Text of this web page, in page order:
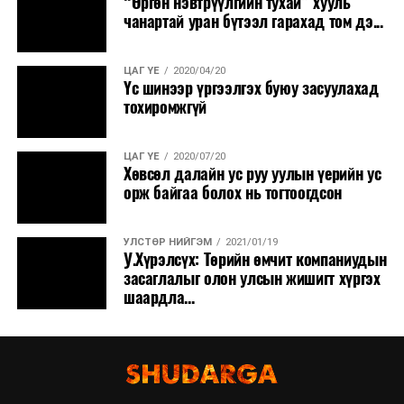
чанартай уран бүтээл гарахад том дэ...
ЦАГ ҮЕ 2020/04/20
Үс шинээр үргээлгэх буюу засуулахад
тохиромжгүй
ЦАГ ҮЕ 2020/07/20
Хөвсөл далайн ус руу уулын үерийн ус
орж байгаа болох нь тогтоогдсон
УЛСТӨР НИЙГЭМ 2021/01/19
У.Хүрэлсүх: Төрийн өмчит компаниудын
засаглалыг олон улсын жишигт хүргэх
шаардла...